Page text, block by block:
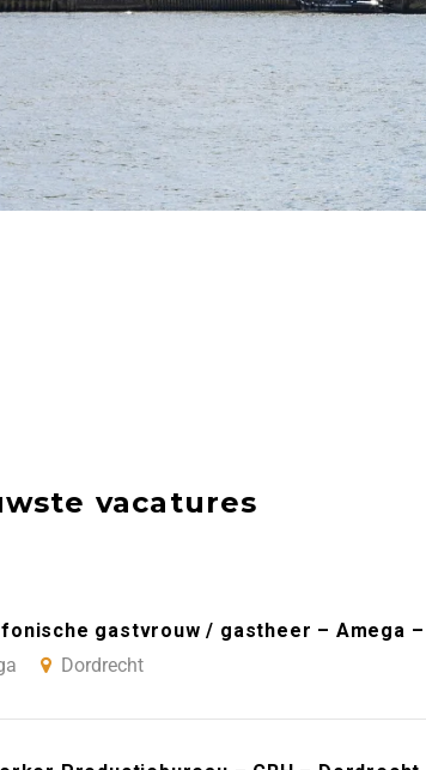
vacatures
gastvrouw / gastheer – Amega
Dordrecht